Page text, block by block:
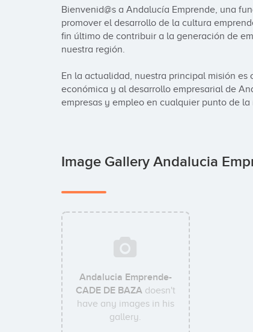
Bienvenid@s a Andalucía Emprende, una
promover el desarrollo de la cultura
fin último de contribuir a la generación de
nuestra región.
En la actualidad, nuestra principal misión
económica y al desarrollo empresarial de
empresas y empleo en cualquier punto de la
Image Gallery Andalucia
Andalucia Emprende-
CADE DE BAZAdoesn't
have any images in his
gallery.